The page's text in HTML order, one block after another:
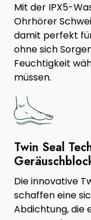
Mit der IPX5-
Ohrhörer
damit perfekt
ohne sich
Feuchtigkeit
müssen.
Twin Seal
Die innovative
schaffen eine
Abdichtung, die